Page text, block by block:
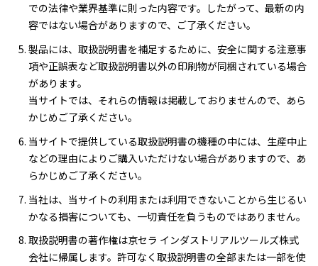
での法律や業界基準に則った内容です。したがって、最新の内
容ではない場合がありますので、ご了承ください。
製品には、取扱説明書を補足するために、安全に関する注意事
項や正誤表など取扱説明書以外の印刷物が同梱されている場合
があります。
当サイトでは、それらの情報は掲載しておりませんので、あら
かじめご了承ください。
当サイトで提供している取扱説明書の機種の中には、生産中止
などの理由によりご購入いただけない場合がありますので、あ
らかじめご了承ください。
当社は、当サイトの利用または利用できないことから生じるい
かなる損害についても、一切責任を負うものではありません。
取扱説明書の著作権は京セラ インダストリアルツールズ株式
会社に帰属します。許可なく取扱説明書の全部または一部を使